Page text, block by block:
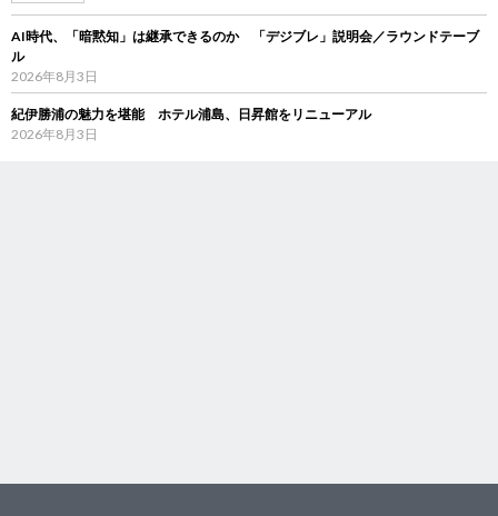
AI時代、「暗黙知」は継承できるのか 「デジブレ」説明会／ラウンドテーブ
ル
2026年8月3日
紀伊勝浦の魅力を堪能 ホテル浦島、日昇館をリニューアル
2026年8月3日